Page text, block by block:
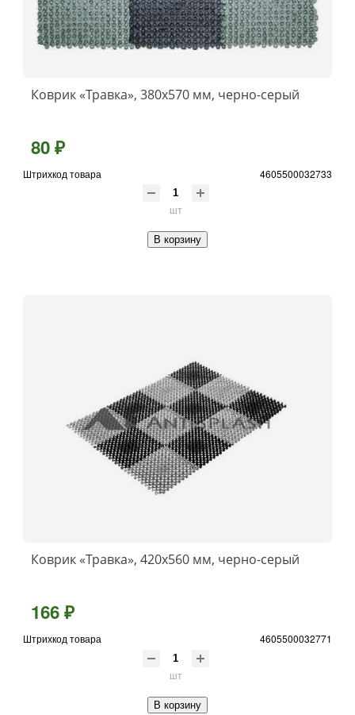
Коврик «Травка», 380х570 мм, черно-серый
80 ₽
Штрихкод товара 4605500032733
шт
В корзину
Коврик «Травка», 420х560 мм, черно-серый
166 ₽
Штрихкод товара 4605500032771
шт
В корзину